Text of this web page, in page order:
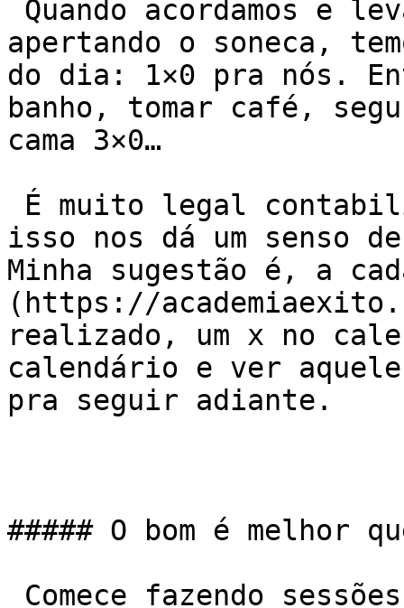
apertando o soneca,
do dia: 1×0 pra nós.
banho, tomar café,
cama 3×0…
isso nos dá um senso
Minha sugestão é, a
(https://
realizado, um x no
calendário e ver
pra seguir adiante.
##### O bom é melhor